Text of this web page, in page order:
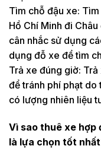
Tìm chỗ đậu xe:
Hồ Chí Minh đi
cân nhắc sử dụng
dụng đỗ xe để tìm
Trả xe đúng giờ:
để tránh phí phạt do
có lượng nhiên liệu
Vì sao thuê xe hợp
là lựa chọn tốt